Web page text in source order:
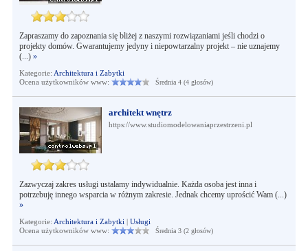
Zapraszamy do zapoznania się bliżej z naszymi rozwiązaniami jeśli chodzi o
projekty domów. Gwarantujemy jedyny i niepowtarzalny projekt – nie uznajemy
(...) »
Kategorie: Architektura i Zabytki
Ocena użytkowników www:
Średnia 4 (4 głosów)
architekt wnętrz
https://www.studiomodelowaniaprzestrzeni.pl
Zazwyczaj zakres usługi ustalamy indywidualnie. Każda osoba jest inna i
potrzebuję innego wsparcia w różnym zakresie. Jednak chcemy uprościć Wam (...)
»
Kategorie: Architektura i Zabytki | Usługi
Ocena użytkowników www:
Średnia 3 (2 głosów)